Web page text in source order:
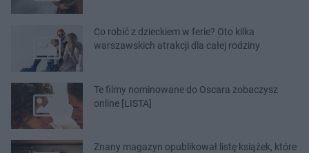
Co robić z dzieckiem w ferie? Oto kilka
warszawskich atrakcji dla całej rodziny
Te filmy nominowane do Oscara zobaczysz
online [LISTA]
Znany magazyn opublikował listę książek, które